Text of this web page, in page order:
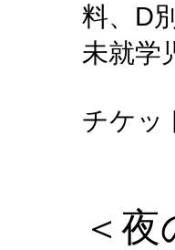
料、D
未就学
チケッ
＜夜